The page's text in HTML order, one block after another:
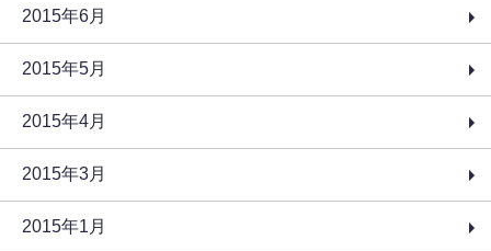
2015年6月
2015年5月
2015年4月
2015年3月
2015年1月